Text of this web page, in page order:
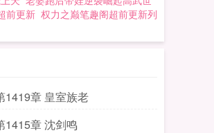
前更新 权力之巅笔趣阁超前更新列
1419章 皇室族老
1415章 沈剑鸣